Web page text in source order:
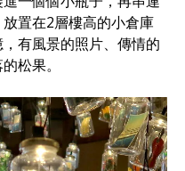
置在2層樓高的小倉庫
有風景的照片、傳情的
松果。